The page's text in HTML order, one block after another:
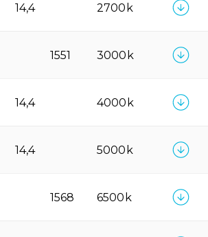
14,4 2700k
1551 3000k
14,4 4000k
14,4 5000k
1568 6500k